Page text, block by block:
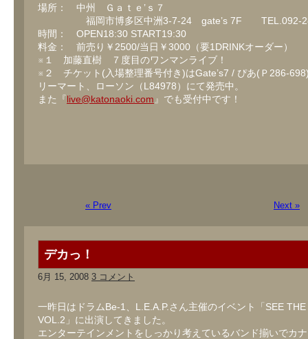
場所： 中州 Ｇａｔｅ’ｓ７
福岡市博多区中洲3-7-24 gate’s 7F TEL.092-
時間： OPEN18:30 START19:30
料金： 前売り￥2500/当日￥3000（要1DRINKオーダー）
※１ 加藤直樹 ７度目のワンマンライブ！
※２ チケット(入場整理番号付き)はGate’s7 / ぴあ(Ｐ286-
リーマート、ローソン（L84978）にて発売中。
また『live@katonaoki.com 』でも受付中です！
« Prev Next »
デカっ！
6月 15, 2008 3 コメント
一昨日はドラムBe-1、L.E.A.P.さん主催のイベント「SEE
VOL.2」に出演してきました。
エンターテインメントをしっかり考えているバンド揃いでカ